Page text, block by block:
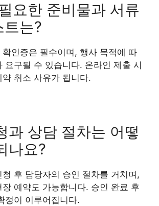
요한 준비물과 서류
트는?
인증은 필수이며, 행사 목적에 따
요구될 수 있습니다. 온라인 제출 시
취소 사유가 됩니다.
과 상담 절차는 어떻
나요?
후 담당자의 승인 절차를 거치며,
예약도 가능합니다. 승인 완료 후
정이 이루어집니다.